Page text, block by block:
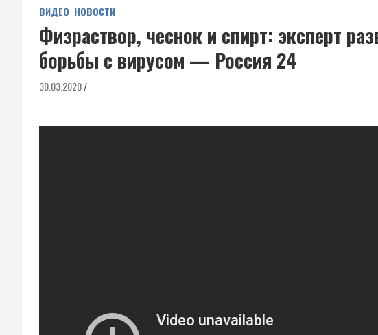
ВИДЕО НОВОСТИ
Физраствор, чеснок и спирт: эксперт
борьбы с вирусом — Россия 24
30.03.2020